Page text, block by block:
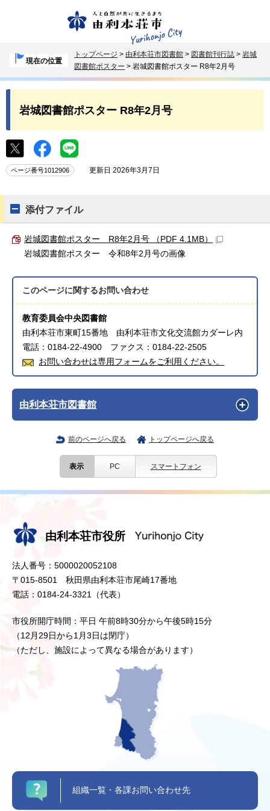
現在の位置
トップページ > 由利本荘市図書館 > 図書館刊行誌 > 岩城
図書館ポスター > 岩城図書館ポスター R8年2月号
岩城図書館ポスター R8年2月号
ページ番号1012906 更新日 2026年3月7日
添付ファイル
岩城図書館ポスター R8年2月号 （PDF 4.1MB）
岩城図書館ポスター 令和8年2月号の画像
このページに関するお問い合わせ
教育委員会中央図書館
由利本荘市東町15番地 由利本荘市文化交流館カダーレ内
電話：0184-22-4900 ファクス：0184-22-2505
お問い合わせは専用フォームをご利用ください。
由利本荘市図書館
前のページへ戻る トップページへ戻る
表示 PC スマートフォン
由利本荘市役所
法人番号：5000020052108
〒015-8501 秋田県由利本荘市尾崎17番地
電話：0184-24-3321（代表）
市役所開庁時間：平日 午前8時30分から午後5時15分
（12月29日から1月3日は閉庁）
（ただし、施設によって異なる場合があります）
組織一覧・各課お問い合わせ先